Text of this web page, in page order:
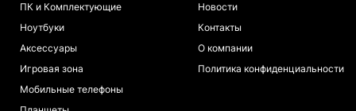
ПК и Комплектующие
Ноутбуки
Аксессуары
Игровая зона
Мобильные телефоны
Новости
Контакты
О компании
Политика конфиденциальности